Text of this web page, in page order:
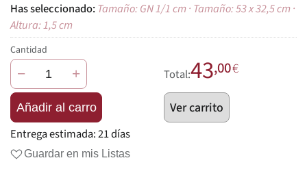
Tamaño: GN 1/1 cm · Tamaño: 53 x 32,5 cm ·
Altura: 1,5 cm
Cantidad
− +
Añadir al carro
Total:43,00€
Ver carrito
Entrega estimada:21 días
Guardar en mis Listas